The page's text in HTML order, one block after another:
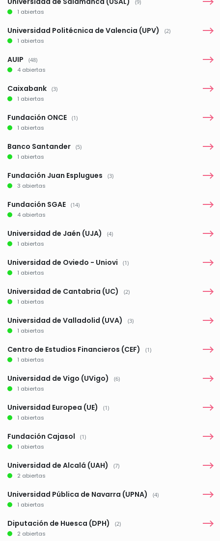
(9)
1 abiertas
Universidad Politécnica de Valencia (UPV) (2)
1 abiertas
AUIP (48)
4 abiertas
Caixabank (3)
1 abiertas
Fundación ONCE (1)
1 abiertas
Banco Santander (5)
1 abiertas
Fundación Juan Esplugues (3)
3 abiertas
Fundación SGAE (14)
4 abiertas
Universidad de Jaén (UJA) (4)
1 abiertas
Universidad de Oviedo - Uniovi (1)
1 abiertas
Universidad de Cantabria (UC) (2)
1 abiertas
Universidad de Valladolid (UVA) (3)
1 abiertas
Centro de Estudios Financieros (CEF) (1)
1 abiertas
Universidad de Vigo (UVigo) (6)
1 abiertas
Universidad Europea (UE) (1)
1 abiertas
Fundación Cajasol (1)
1 abiertas
Universidad de Alcalá (UAH) (7)
2 abiertas
Universidad Pública de Navarra (UPNA) (4)
1 abiertas
Diputación de Huesca (DPH) (2)
2 abiertas